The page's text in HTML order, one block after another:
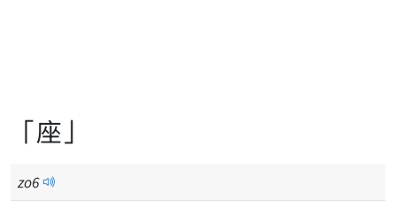
「座」
zo6